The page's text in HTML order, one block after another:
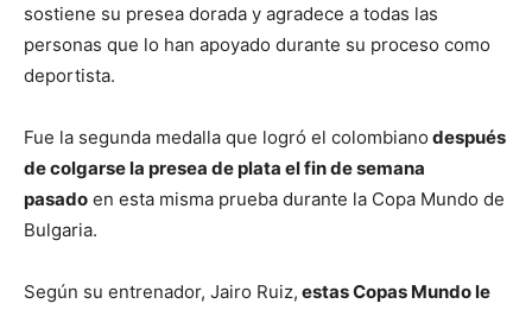
sostiene su presea dorada y agradece a todas las
personas que lo han apoyado durante su proceso como
deportista.
Fue la segunda medalla que logró el colombiano después
de colgarse la presea de plata el fin de semana
pasado en esta misma prueba durante la Copa Mundo de
Bulgaria.
Según su entrenador, Jairo Ruiz, estas Copas Mundo le